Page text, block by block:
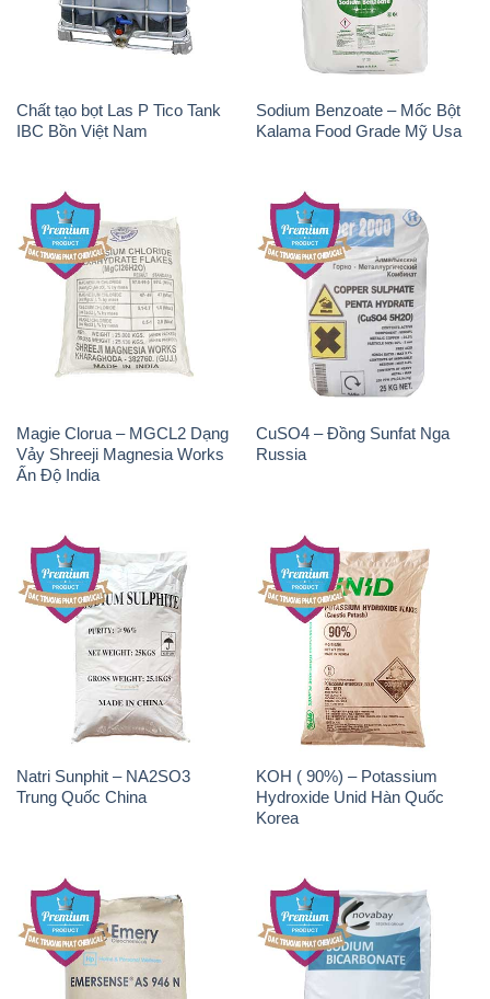
Chất tạo bọt Las P Tico Tank
IBC Bồn Việt Nam
Sodium Benzoate – Mốc Bột
Kalama Food Grade Mỹ Usa
Magie Clorua – MGCL2 Dạng
Vảy Shreeji Magnesia Works
Ấn Độ India
CuSO4 – Đồng Sunfat Nga
Russia
Natri Sunphit – NA2SO3
Trung Quốc China
KOH ( 90%) – Potassium
Hydroxide Unid Hàn Quốc
Korea